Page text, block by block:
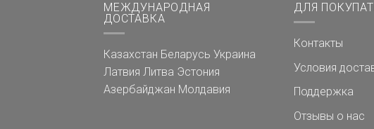
МЕЖДУНАРОДНАЯ
ДОСТАВКА
Казахстан Беларусь Украина
Латвия Литва Эстония
Азербайджан Молдавия
ДЛЯ
Контакты
Условия
Поддержка
Отзывы о нас